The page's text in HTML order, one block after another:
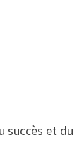
succès et du